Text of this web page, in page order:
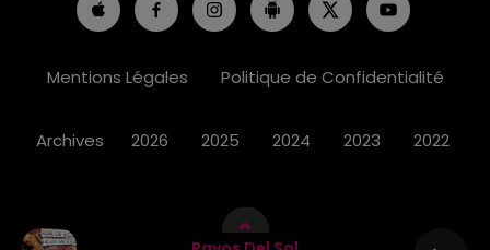
Mentions Légales Politique de Confidentialité
Archives 2026 2025 2024 2023 2022